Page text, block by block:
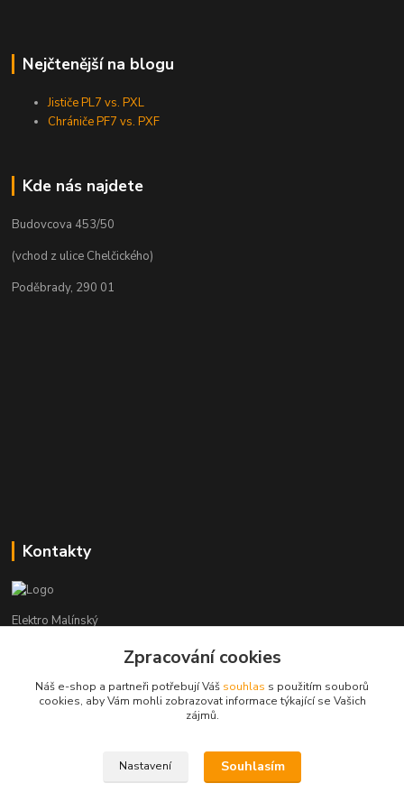
Nejčtenější na blogu
Jističe PL7 vs. PXL
Chrániče PF7 vs. PXF
Kde nás najdete
Budovcova 453/50
(vchod z ulice Chelčického)
Poděbrady, 290 01
Kontakty
Elektro Malínský
+420 608 255 160
(Po-Čt - 8:30-16:00, Pá - 8:30-14:00)
Zpracování cookies
Náš e-shop a partneři potřebují Váš souhlas s použitím souborů
cookies, aby Vám mohli zobrazovat informace týkající se Vašich
zájmů.
Nastavení Souhlasím